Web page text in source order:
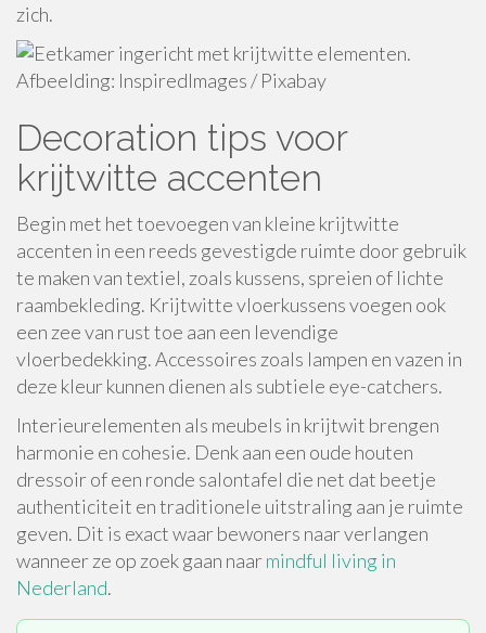
zich.
Afbeelding: InspiredImages / Pixabay
Decoration tips voor
krijtwitte accenten
Begin met het toevoegen van kleine krijtwitte
accenten in een reeds gevestigde ruimte door gebruik
te maken van textiel, zoals kussens, spreien of lichte
raambekleding. Krijtwitte vloerkussens voegen ook
een zee van rust toe aan een levendige
vloerbedekking. Accessoires zoals lampen en vazen in
deze kleur kunnen dienen als subtiele eye-catchers.
Interieurelementen als meubels in krijtwit brengen
harmonie en cohesie. Denk aan een oude houten
dressoir of een ronde salontafel die net dat beetje
authenticiteit en traditionele uitstraling aan je ruimte
geven. Dit is exact waar bewoners naar verlangen
wanneer ze op zoek gaan naarmindful living in
Nederland.